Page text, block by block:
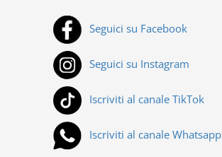
Seguici su Facebook
Seguici su Instagram
Iscriviti al canale TikTok
Iscriviti al canale Whatsapp